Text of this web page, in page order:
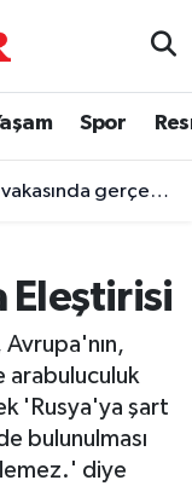
Spor
ortaya çıkarıldı
Eleştirisi
arabuluculuk
'Rusya'ya şart
bulunulması
diye